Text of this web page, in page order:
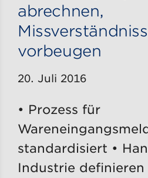
abrechnen,
vorbeugen
20. Juli 2016
• Prozess für
standardisiert •
Industrie definieren